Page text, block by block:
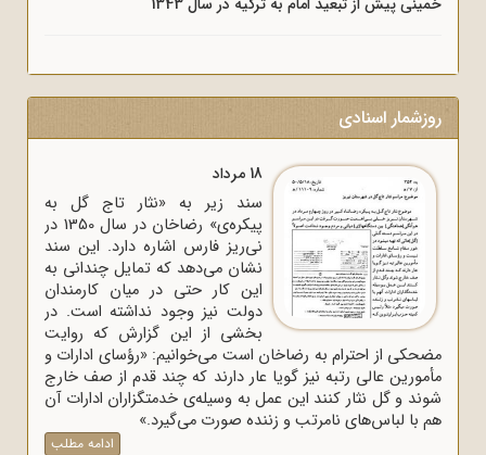
روزشمار اسنادی
18 مرداد
سند زیر به «نثار تاج گل به
پیکره‌ی» رضاخان در سال 1350 در
نی‌ریز فارس اشاره دارد. این سند
نشان می‌دهد که تمایل چندانی به
این کار حتی در میان کارمندان
دولت نیز وجود نداشته است. در
بخشی از این گزارش که روایت
مضحکی از احترام به رضاخان است می‌خوانیم: «رؤسای ادارات و
مأمورین عالی رتبه نیز گویا عار دارند که چند قدم از صف خارج
شوند و گل نثار کنند این عمل به وسیله‌ی خدمتگزاران ادارات آن
هم با لباس‌های نامرتب و زننده صورت می‌گیرد.»
ادامه مطلب